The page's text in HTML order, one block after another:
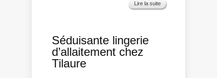
Lire la suite
Séduisante lingerie
d’allaitement chez
Tilaure